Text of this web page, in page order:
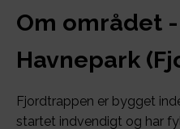
Om området
Havnepark
Fjordtrappen er bygget
startet indvendigt og har